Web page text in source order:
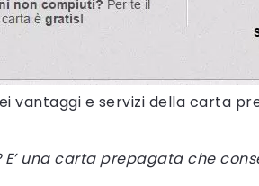
vantaggi e servizi della carta
E’ una carta prepagata che